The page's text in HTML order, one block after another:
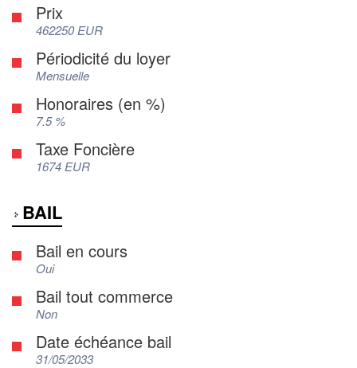
Prix
462250 EUR
Périodicité du loyer
Mensuelle
Honoraires (en %)
7.5 %
Taxe Foncière
1674 EUR
BAIL
Bail en cours
Oui
Bail tout commerce
Non
Date échéance bail
31/05/2033